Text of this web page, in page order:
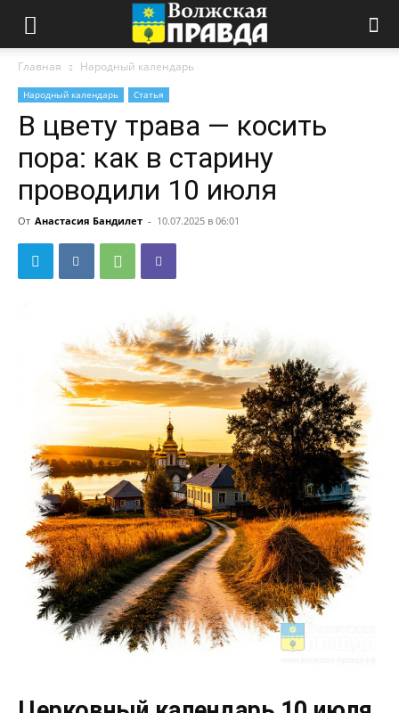
Главная Народный календарь
Народный календарь Статья
В цвету трава — косить
пора: как в старину
проводили 10 июля
От Анастасия Бандилет - 10.07.2025 в 06:01